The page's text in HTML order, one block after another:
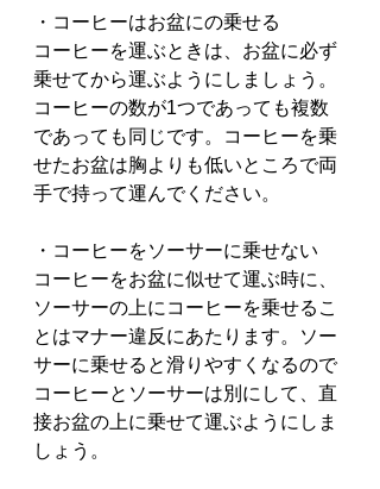
・コーヒーはお盆にの乗せる
コーヒーを運ぶときは、お盆に必ず
乗せてから運ぶようにしましょう。
コーヒーの数が1つであっても複数
であっても同じです。コーヒーを乗
せたお盆は胸よりも低いところで両
手で持って運んでください。
・コーヒーをソーサーに乗せない
コーヒーをお盆に似せて運ぶ時に、
ソーサーの上にコーヒーを乗せるこ
とはマナー違反にあたります。ソー
サーに乗せると滑りやすくなるので
コーヒーとソーサーは別にして、直
接お盆の上に乗せて運ぶようにしま
しょう。